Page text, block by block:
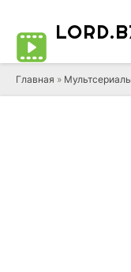
LORD
Главная » Мультсериалы